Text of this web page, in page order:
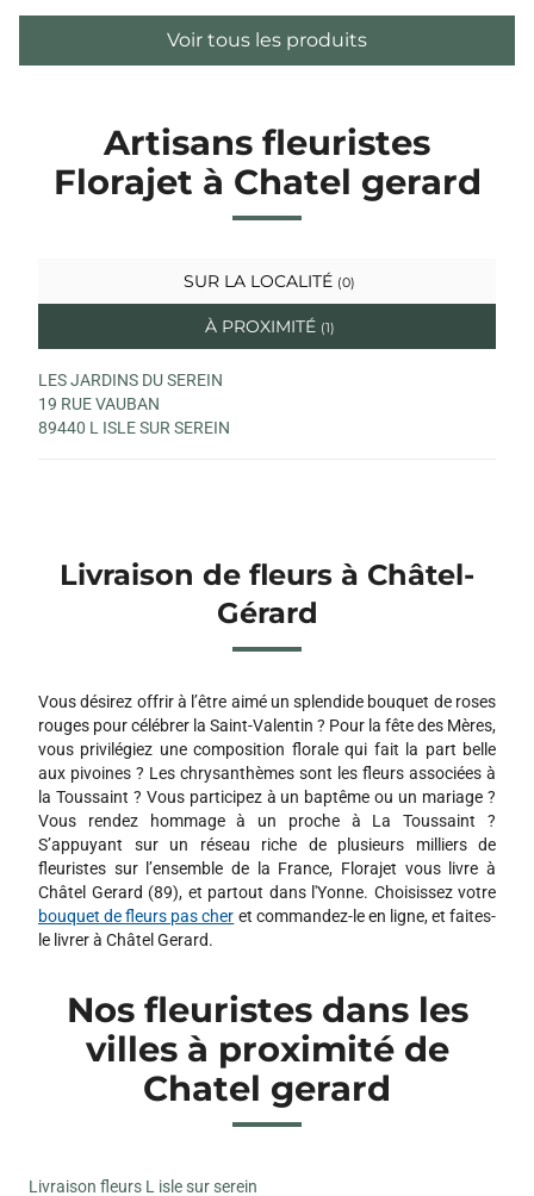
Voir tous les produits
Artisans fleuristes
Florajet à Chatel gerard
SUR LA LOCALITÉ (0)
À PROXIMITÉ (1)
LES JARDINS DU SEREIN
19 RUE VAUBAN
89440 L ISLE SUR SEREIN
Livraison de fleurs à Châtel-
Gérard
Vous désirez offrir à l’être aimé un splendide bouquet de roses
rouges pour célébrer la Saint-Valentin ? Pour la fête des Mères,
vous privilégiez une composition florale qui fait la part belle
aux pivoines ? Les chrysanthèmes sont les fleurs associées à
la Toussaint ? Vous participez à un baptême ou un mariage ?
Vous rendez hommage à un proche à La Toussaint ?
S’appuyant sur un réseau riche de plusieurs milliers de
fleuristes sur l’ensemble de la France, Florajet vous livre à
Châtel Gerard (89), et partout dans l'Yonne. Choisissez votre
bouquet de fleurs pas cher et commandez-le en ligne, et faites-
le livrer à Châtel Gerard.
Nos fleuristes dans les
villes à proximité de
Chatel gerard
Livraison fleurs L isle sur serein